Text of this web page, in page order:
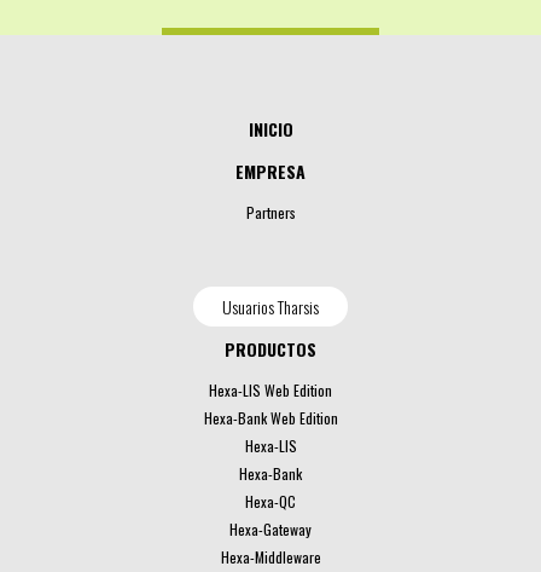
INICIO
EMPRESA
Partners
Usuarios Tharsis
PRODUCTOS
Hexa-LIS Web Edition
Hexa-Bank Web Edition
Hexa-LIS
Hexa-Bank
Hexa-QC
Hexa-Gateway
Hexa-Middleware